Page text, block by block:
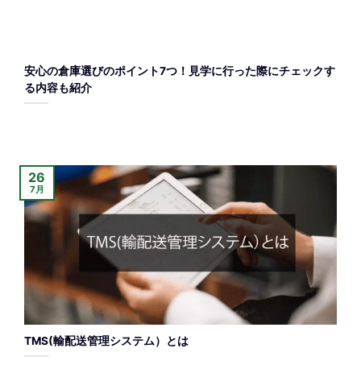
安心の倉庫選びのポイント7つ！見学に行った際にチェックす
る内容も紹介
TMS(輸配送管理システム）とは
26
7月